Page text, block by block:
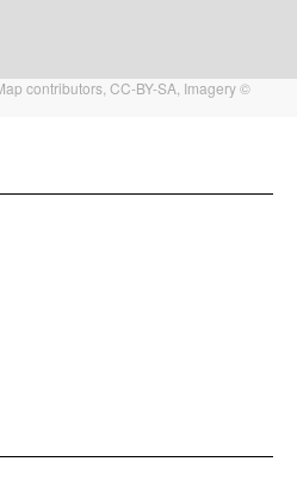
contributors, CC-BY-SA , Imagery ©